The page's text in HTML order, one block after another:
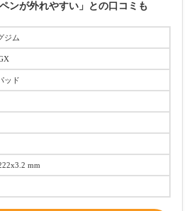
ンが外れやすい」との口コミも
ジム
ッド
mm